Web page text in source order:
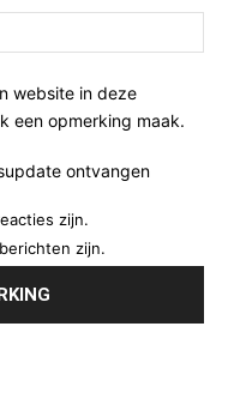
website in deze
een opmerking maak.
ontvangen
zijn.
zijn.